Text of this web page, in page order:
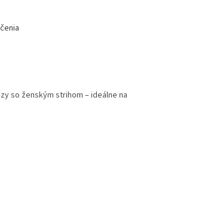
so ženským strihom – ideálne na